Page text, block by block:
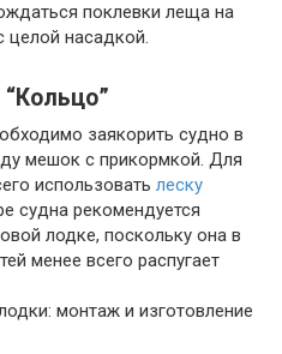
поклевки леща на
целой насадкой.
заякорить судно в
мешок с прикормкой. Для
использовать леску
судна рекомендуется
лодке, поскольку она в
менее всего распугает